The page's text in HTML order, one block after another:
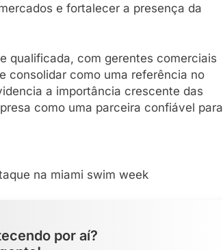
e fortalecer a presença da
qualificada, com gerentes comerciais
consolidar como uma referência no
a importância crescente das
como uma parceira confiável para
por aí?